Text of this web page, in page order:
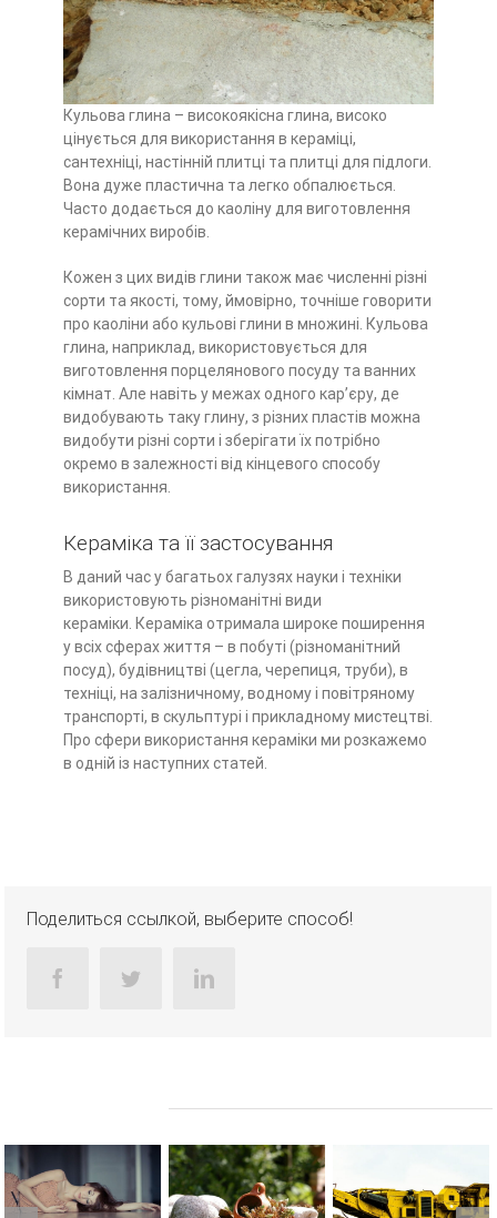
Кульова глина – високоякісна глина, високо
цінується для використання в кераміці,
сантехніці, настінній плитці та плитці для підлоги.
Вона дуже пластична та легко обпалюється.
Часто додається до каоліну для виготовлення
керамічних виробів.
Кожен з цих видів глини також має численні різні
сорти та якості, тому, ймовірно, точніше говорити
про каоліни або кульові глини в множині. Кульова
глина, наприклад, використовується для
виготовлення порцелянового посуду та ванних
кімнат. Але навіть у межах одного кар’єру, де
видобувають таку глину, з різних пластів можна
видобути різні сорти і зберігати їх потрібно
окремо в залежності від кінцевого способу
використання.
Кераміка та її застосування
В даний час у багатьох галузях науки і техніки
використовують різноманітні види
кераміки. Кераміка отримала широке поширення
у всіх сферах життя – в побуті (різноманітний
посуд), будівництві (цегла, черепиця, труби), в
техніці, на залізничному, водному і повітряному
транспорті, в скульптурі і прикладному мистецтві.
Про сфери використання кераміки ми розкажемо
в одній із наступних статей.
Поделиться ссылкой, выберите способ!
facebook linkedin